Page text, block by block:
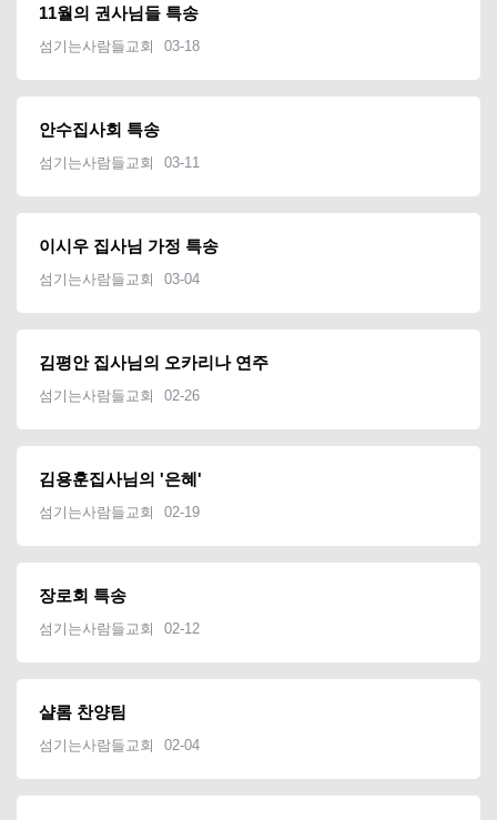
11월의 권사님들 특송
섬기는사람들교회 03-18
안수집사회 특송
섬기는사람들교회 03-11
이시우 집사님 가정 특송
섬기는사람들교회 03-04
김평안 집사님의 오카리나 연주
섬기는사람들교회 02-26
김용훈집사님의 '은혜'
섬기는사람들교회 02-19
장로회 특송
섬기는사람들교회 02-12
샬롬 찬양팀
섬기는사람들교회 02-04